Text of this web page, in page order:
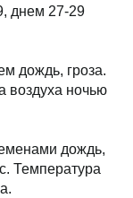
днем 27-29
дождь, гроза.
воздуха ночью
дождь,
Температура